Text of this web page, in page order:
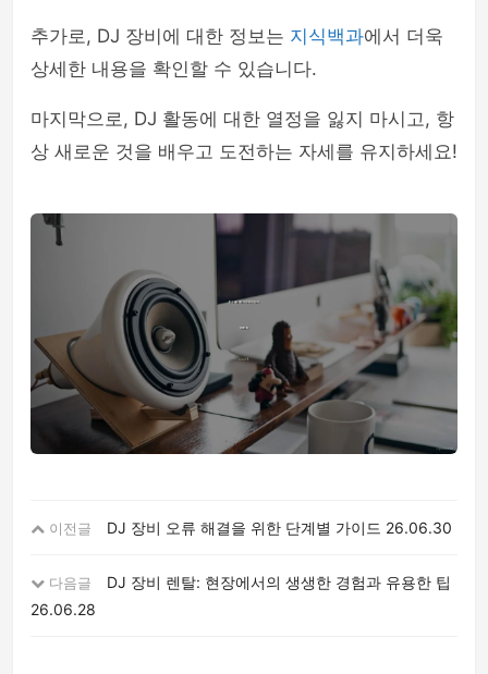
추가로, DJ 장비에 대한 정보는 지식백과에서 더욱
상세한 내용을 확인할 수 있습니다.
마지막으로, DJ 활동에 대한 열정을 잃지 마시고, 항
상 새로운 것을 배우고 도전하는 자세를 유지하세요!
이전글 DJ 장비 오류 해결을 위한 단계별 가이드 26.06.30
다음글
DJ 장비 렌탈: 현장에서의 생생한 경험과 유용한 팁
26.06.28